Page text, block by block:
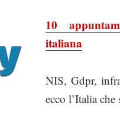
10
italiana
NIS, Gdpr,
ecco l’Italia